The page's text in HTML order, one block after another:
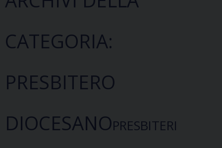
CATEGORIA:
PRESBITERO
DIOCESANO